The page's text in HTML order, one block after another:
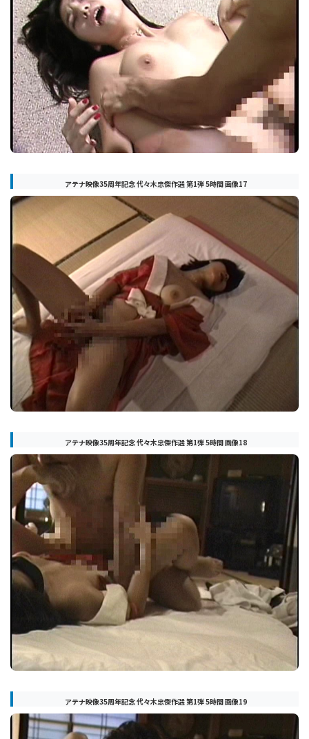
アテナ映像35周年記念 代々木忠傑作選 第1弾 5時間 画像17
アテナ映像35周年記念 代々木忠傑作選 第1弾 5時間 画像18
アテナ映像35周年記念 代々木忠傑作選 第1弾 5時間 画像19